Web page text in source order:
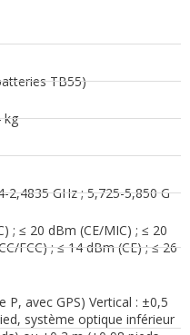
TB55)
kg
GHz ; 5,725-5,850 G
; ≤ 20 dBm (CE/MIC) ; ≤ 20
FCC) ; ≤ 14 dBm (CE) ; ≤ 26
avec GPS) Vertical : ±0,5
système optique inférieur